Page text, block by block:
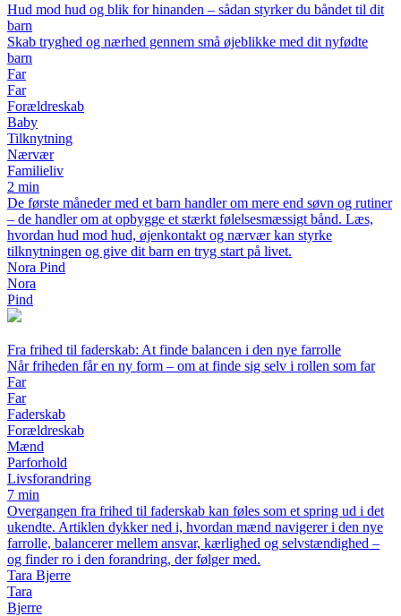
Hud mod hud og blik for hinanden – sådan styrker du båndet til dit
barn
Skab tryghed og nærhed gennem små øjeblikke med dit nyfødte
barn
Far
Far
Forældreskab
Baby
Tilknytning
Nærvær
Familieliv
2 min
De første måneder med et barn handler om mere end søvn og rutiner
– de handler om at opbygge et stærkt følelsesmæssigt bånd. Læs,
hvordan hud mod hud, øjenkontakt og nærvær kan styrke
tilknytningen og give dit barn en tryg start på livet.
Nora Pind
Nora
Pind
Fra frihed til faderskab: At finde balancen i den nye farrolle
Når friheden får en ny form – om at finde sig selv i rollen som far
Far
Far
Faderskab
Forældreskab
Mænd
Parforhold
Livsforandring
7 min
Overgangen fra frihed til faderskab kan føles som et spring ud i det
ukendte. Artiklen dykker ned i, hvordan mænd navigerer i den nye
farrolle, balancerer mellem ansvar, kærlighed og selvstændighed –
og finder ro i den forandring, der følger med.
Tara Bjerre
Tara
Bjerre